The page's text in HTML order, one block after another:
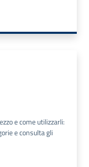
e come utilizzarli:
e consulta gli